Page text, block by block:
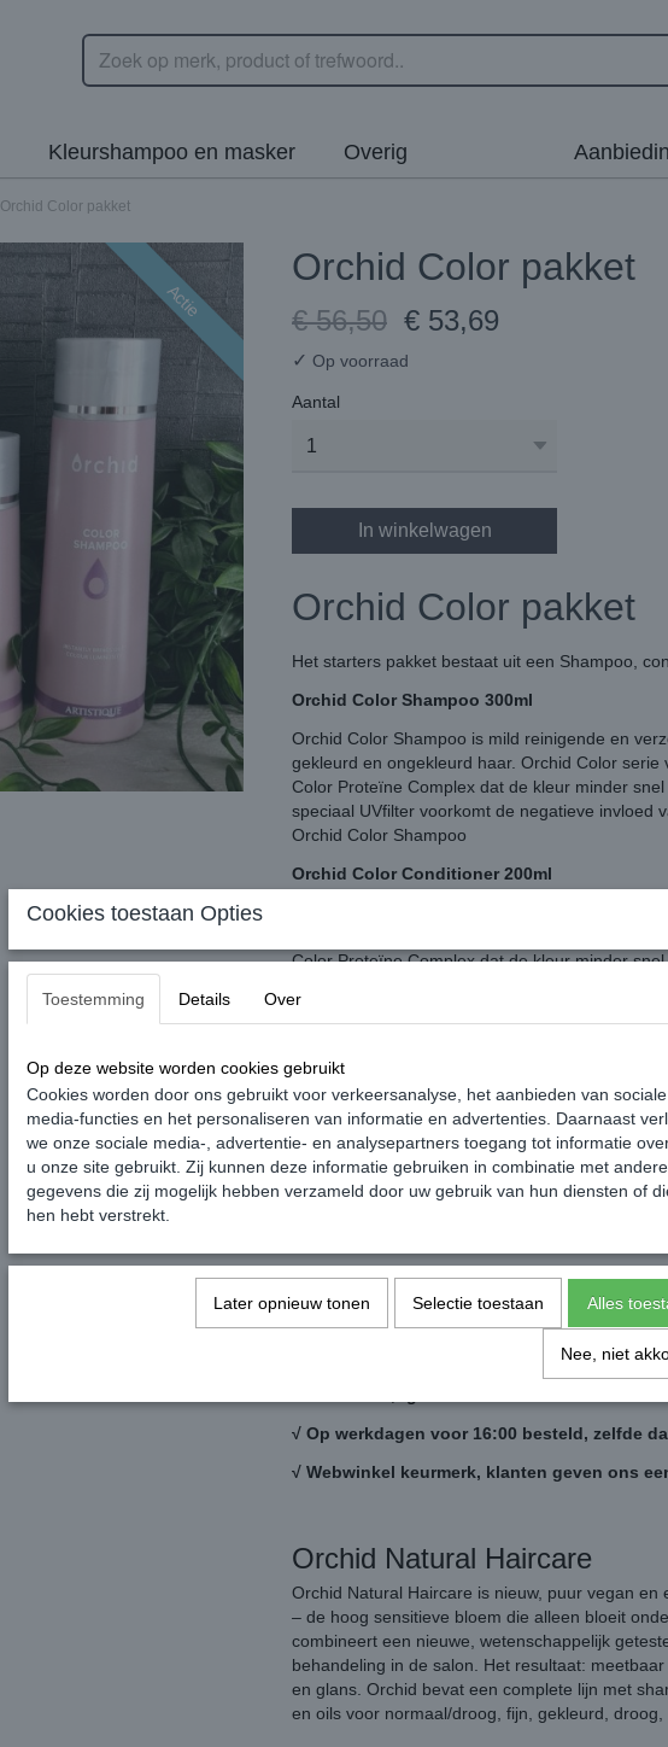
Kleurshampoo en masker Overig
Orchid Color pakket
Actie
Orchid Color pakket
€ 56,50 € 53,69
✓ Op voorraad
Aantal
In winkelwagen
Orchid Color pakket
Het starters pakket bestaat uit een Shampoo,
Orchid Color Shampoo 300ml
Orchid Color Shampoo is mild reinigende en
gekleurd en ongekleurd haar. Orchid Color
Color Proteïne Complex dat de kleur minder
speciaal UVfilter voorkomt de negatieve invloed
Orchid Color Shampoo
Orchid Color Conditioner 200ml
Orchid Color Conditioner conditioner en
gekleurd en ongekleurd haar. Orchid Color
Color Proteïne Complex dat de kleur minder
speciaal UVfilter voorkomt de negatieve
Orchid Color Mask 200ml
Orchid Color Mask zeer intensieve kuur, geeft
Helpt bij het voorkomen van kleurvervaging,
haar zorgt door middel van het Color Proteïne
glans behouden blijft. Een speciaal UVfilter
straling. Orchid Color Mask
Inhoud:
-Orchid Color Conditioner 200ml
√ Op werkdagen voor 16:00 besteld, zelfde
√ Webwinkel keurmerk, klanten geven ons
Orchid Natural Haircare
Orchid Natural Haircare is nieuw, puur vegan
– de hoog sensitieve bloem die alleen bloeit
combineert een nieuwe, wetenschappelijk
behandeling in de salon. Het resultaat:
en glans. Orchid bevat een complete lijn met
en oils voor normaal/droog, fijn, gekleurd, droog,
Cookies toestaan Opties
Toestemming Details Over
Op deze website worden cookies gebruikt
Cookies worden door ons gebruikt voor verkeersanalyse, het aanbieden van sociale
media-functies en het personaliseren van informatie en advertenties. Daarnaast
we onze sociale media-, advertentie- en analysepartners toegang tot informatie
u onze site gebruikt. Zij kunnen deze informatie gebruiken in combinatie met andere
gegevens die zij mogelijk hebben verzameld door uw gebruik van hun diensten of
hen hebt verstrekt.
Later opnieuw tonen Selectie toestaan Alles
Nee, niet